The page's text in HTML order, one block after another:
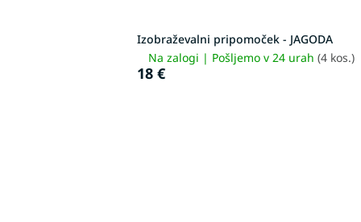
Izobraževalni pripomoček - JAGODA
Na zalogi | Pošljemo v 24 urah(4 kos.)
18 €